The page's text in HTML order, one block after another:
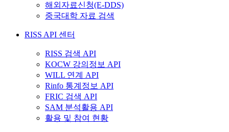
해외자료신청(E-DDS)
중국대학 자료 검색
RISS API 센터
RISS 검색 API
KOCW 강의정보 API
WILL 연계 API
Rinfo 통계정보 API
FRIC 검색 API
SAM 분석활용 API
활용 및 참여 현황